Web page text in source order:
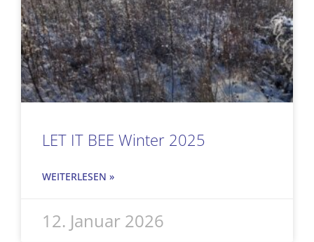
LET IT BEE Winter 2025
WEITERLESEN »
12. Januar 2026